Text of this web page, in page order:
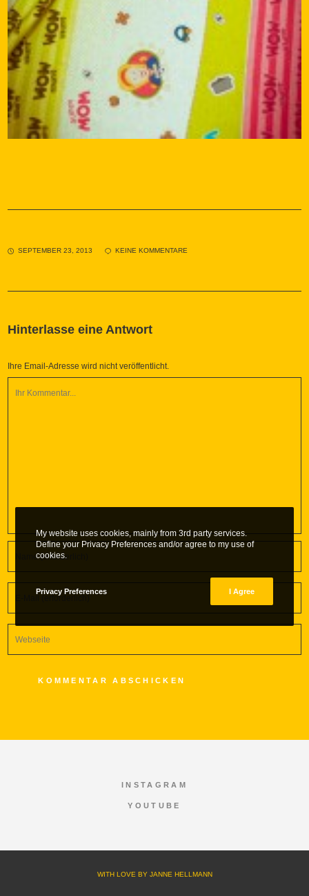
SEPTEMBER 23, 2013 KEINE KOMMENTARE
Hinterlasse eine Antwort
Ihre Email-Adresse wird nicht veröffentlicht.
INSTAGRAM
YOUTUBE
WITH LOVE BY JANNE HELLMANN
My website uses cookies, mainly from 3rd party services.
Define your Privacy Preferences and/or agree to my use of
cookies.
Privacy Preferences I Agree